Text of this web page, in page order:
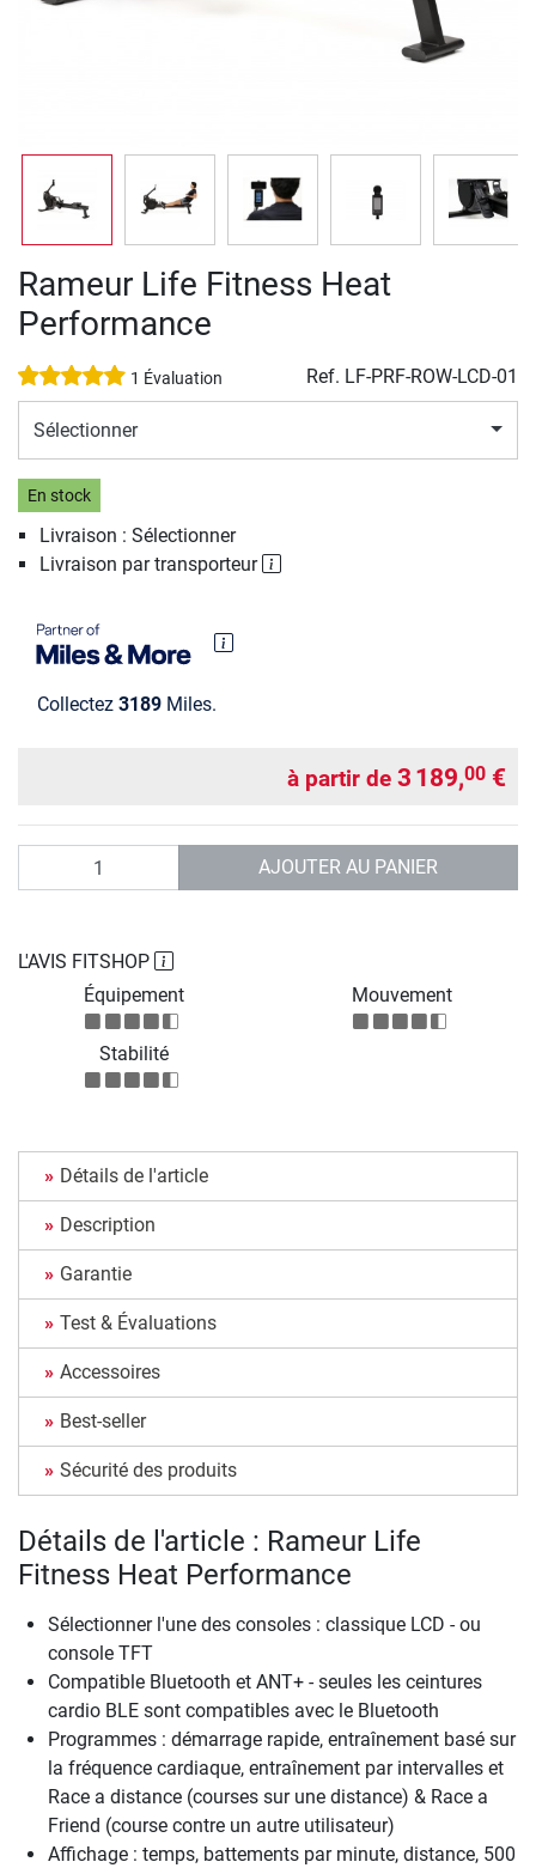
Rameur Life Fitness Heat
Performance
1 Évaluation Ref. LF-PRF-ROW-LCD-01
Sélectionner
En stock
Livraison : Sélectionner
Livraison par transporteur
Collectez 3189 Miles.
à partir de 3 189,00 €
AJOUTER AU PANIER
L'AVIS FITSHOP
Équipement
Mouvement
Stabilité
Détails de l'article
Description
Garantie
Test & Évaluations
Accessoires
Best-seller
Sécurité des produits
Détails de l'article : Rameur Life
Fitness Heat Performance
Sélectionner l'une des consoles : classique LCD - ou
console TFT
Compatible Bluetooth et ANT+ - seules les ceintures
cardio BLE sont compatibles avec le Bluetooth
Programmes : démarrage rapide, entraînement basé sur
la fréquence cardiaque, entraînement par intervalles et
Race a distance (courses sur une distance) & Race a
Friend (course contre un autre utilisateur)
Affichage : temps, battements par minute, distance, 500